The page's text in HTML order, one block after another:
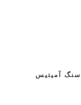
سنگ آمیتیس